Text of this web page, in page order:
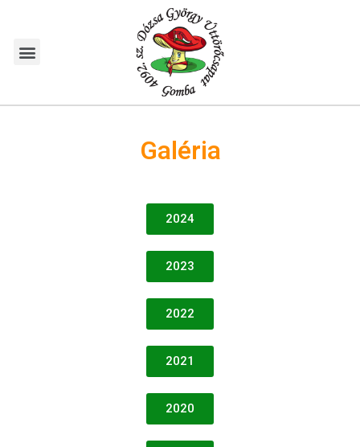
Galéria
2024
2023
2022
2021
2020